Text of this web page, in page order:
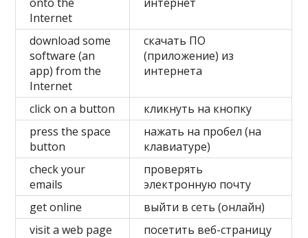
Internet
download some
software (an
app) from the
Internet
скачать ПО
(приложение) из
интернета
click on a button
кликнуть на кнопку
press the space
button
нажать на пробел (на
клавиатуре)
check your
emails
проверять
электронную почту
get online
выйти в сеть (онлайн)
visit a web page
посетить веб-страницу